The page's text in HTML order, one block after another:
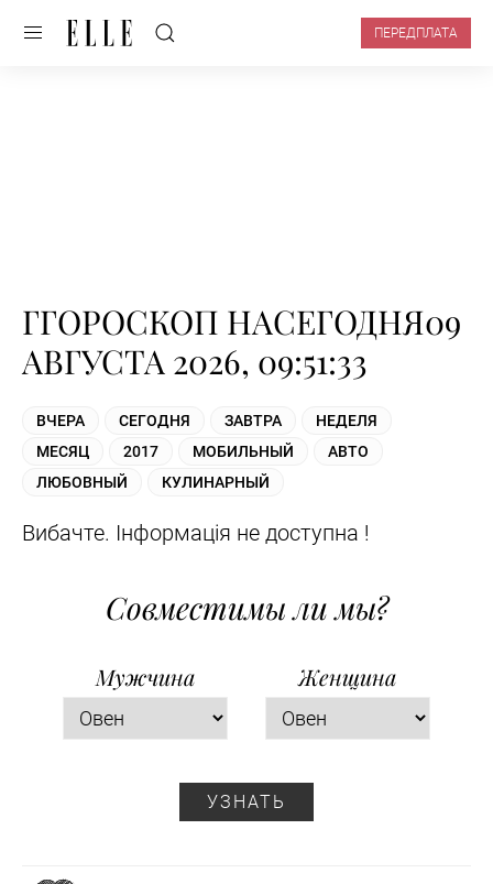
ПЕРЕДПЛАТА
ГГОРОСКОП НАСЕГОДНЯ09
АВГУСТА 2026, 09:51:33
ВЧЕРА СЕГОДНЯ ЗАВТРА
НЕДЕЛЯ
МЕСЯЦ
2017 МОБИЛЬНЫЙ
АВТО
ЛЮБОВНЫЙ
КУЛИНАРНЫЙ
Вибачте. Інформація не доступна !
Совместимы ли мы?
Мужчина Женщина
УЗНАТЬ